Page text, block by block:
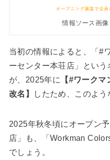
情報ソース画像
当初の情報によると、「#
ーセンター本荘店」とい
が、2025年に
【#ワーク
改名】
したため、このよう
2025年秋冬頃にオープン
店」も、「Workman
でしょう。